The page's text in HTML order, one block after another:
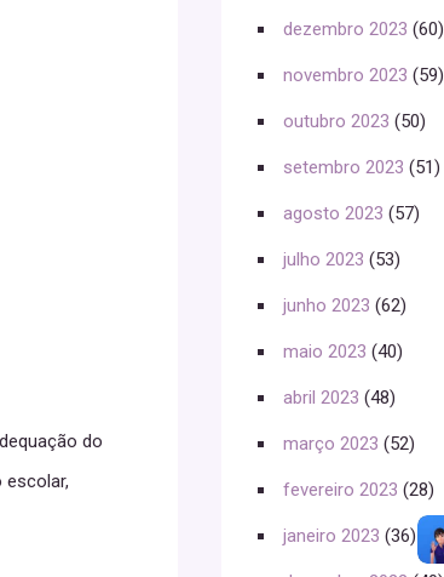
do
escolar,
dezembro 2023 (60)
novembro 2023 (59)
outubro 2023 (50)
setembro 2023 (51)
agosto 2023 (57)
julho 2023 (53)
junho 2023 (62)
maio 2023 (40)
abril 2023 (48)
março 2023 (52)
fevereiro 2023 (28)
janeiro 2023 (36)